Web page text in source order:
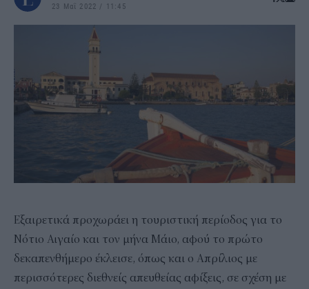
23 Μαΐ 2022
11:45
Εξαιρετικά προχωράει η τουριστική περίοδος για το
Νότιο Αιγαίο και τον μήνα Μάιο, αφού το πρώτο
δεκαπενθήμερο έκλεισε, όπως και ο Απρίλιος με
περισσότερες διεθνείς απευθείας αφίξεις, σε σχέση με